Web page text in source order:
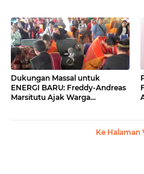
Dukungan Massal untuk
ENERGI BARU: Freddy-Andreas
Marsitutu Ajak Warga
Ke Halaman